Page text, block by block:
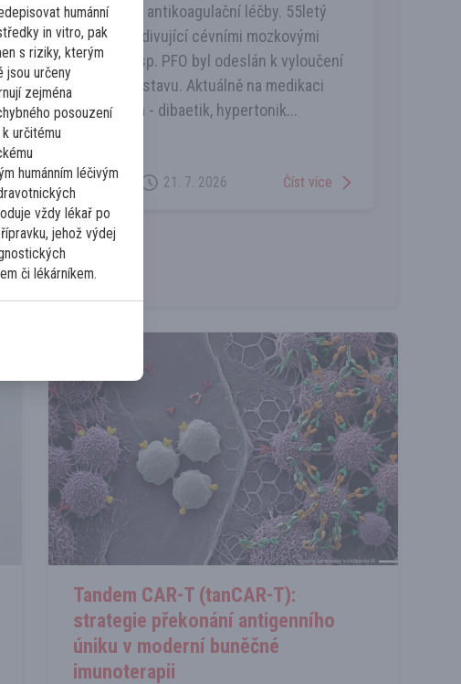
názoru vedení antikoagulační léčby. 55letý
pacient s recidivující cévními mozkovými
příhodami, susp. PFO byl odeslán k vyloučení
trombofilního stavu. Aktuálně na medikaci
clopidogrelem - dibaetik, hypertonik...
2 21. 7. 2026 Číst více
Tandem CAR-T (tanCAR-T):
strategie překonání antigenního
úniku v moderní buněčné
imunoterapii
humánní
in vitro, pak
s riziky, kterým
jsou určeny
zejména
posouzení
určitému
humánním léčivým
vždy lékař po
jehož výdej
či lékárníkem.